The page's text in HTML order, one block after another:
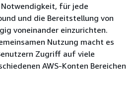
für jede
und die Bereitstellung von
voneinander einzurichten.
Nutzung macht es
Zugriff auf viele
AWS-Konten Bereichen